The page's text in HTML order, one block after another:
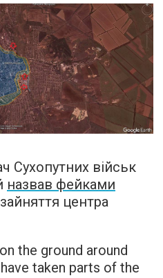
Сухопутних військ
назвав фейками
центра
the ground around
taken parts of the